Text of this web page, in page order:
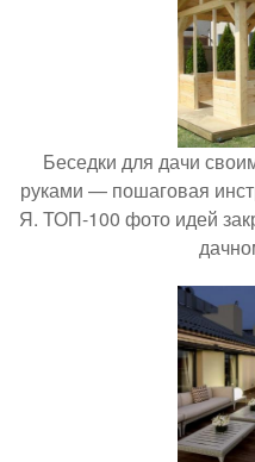
Беседки для дачи
руками — пошаговая
Я. ТОП-100 фото идей